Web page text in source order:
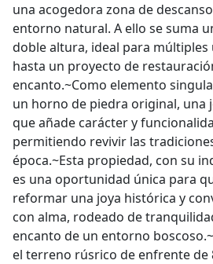
una acogedora zona de
entorno natural. A ello se suma
doble altura, ideal para múltiples
hasta un proyecto de
encanto.~Como elemento
un horno de piedra original, una
que añade carácter y
permitiendo revivir las
época.~Esta propiedad, con su
es una oportunidad única para
reformar una joya histórica y
con alma, rodeado de
encanto de un entorno
el terreno rúsrico de enfrente de